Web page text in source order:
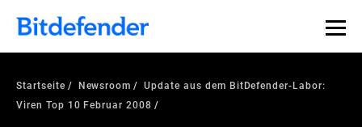
Startseite Newsroom
Update aus dem BitDefender-Labor:
Viren Top 10 Februar 2008